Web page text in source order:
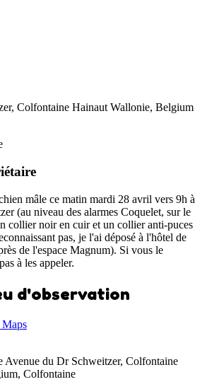
Colfontaine Hainaut Wallonie, Belgium
mâle ce matin mardi 28 avril vers 9h à
(au niveau des alarmes Coquelet, sur le
collier noir en cuir et un collier anti-puces
pas, je l'ai déposé à l'hôtel de
de l'espace Magnum). Si vous le
à les appeler.
d'observation
Avenue du Dr Schweitzer, Colfontaine
Colfontaine